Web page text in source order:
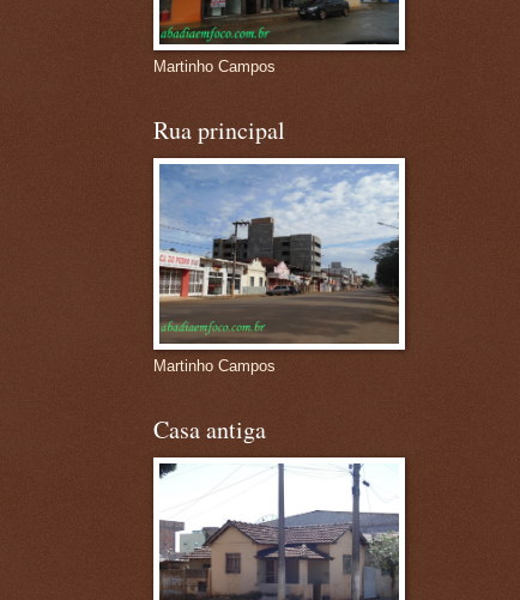
Martinho Campos
Rua principal
Martinho Campos
Casa antiga